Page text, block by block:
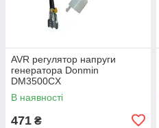
AVR регулятор напруги
генератора Donmin
DM3500CX
В наявності
471 ₴